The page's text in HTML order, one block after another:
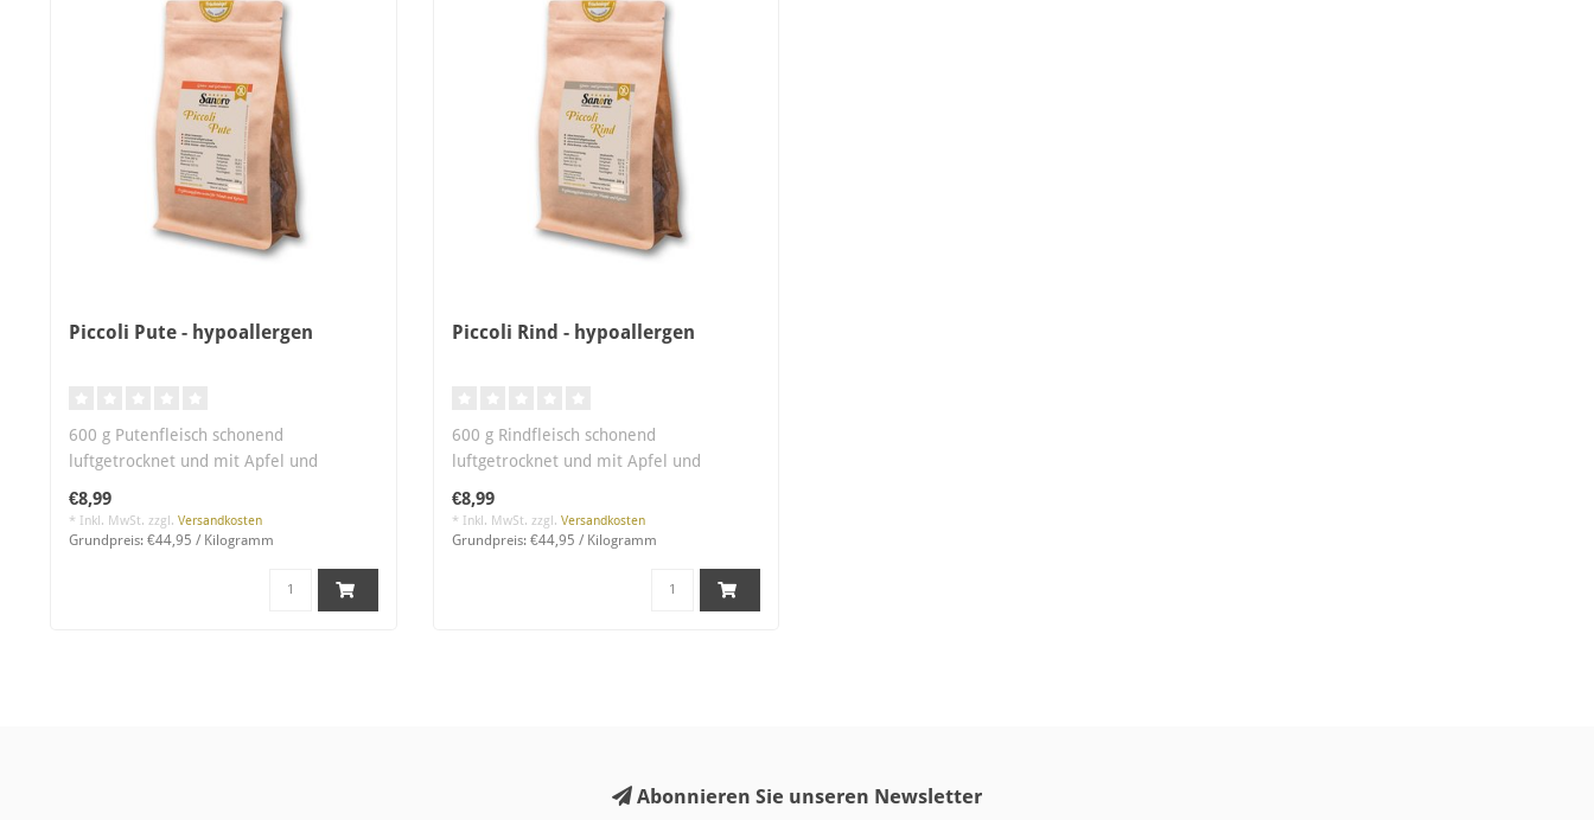
Piccoli Pute - hypoallergen
600 g Putenfleisch schonend
luftgetrocknet und mit Apfel und
€8,99
* Inkl. MwSt. zzgl. Versandkosten
Grundpreis: €44,95 / Kilogramm
Piccoli Rind - hypoallergen
600 g Rindfleisch schonend
luftgetrocknet und mit Apfel und
€8,99
* Inkl. MwSt. zzgl. Versandkosten
Grundpreis: €44,95 / Kilogramm
Abonnieren Sie unseren Newsletter